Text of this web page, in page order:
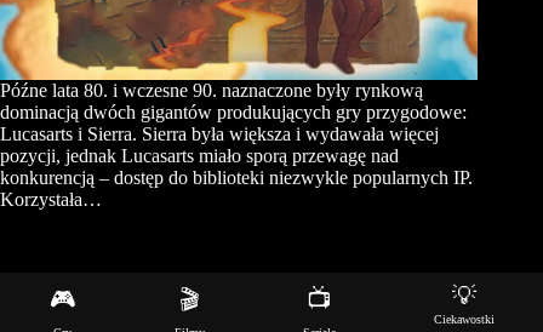
Późne lata 80. i wczesne 90. naznaczone były rynkową
dominacją dwóch gigantów produkujących gry przygodowe:
Lucasarts i Sierra. Sierra była większa i wydawała więcej
pozycji, jednak Lucasarts miało sporą przewagę nad
konkurencją – dostęp do biblioteki niezwykle popularnych IP.
Korzystała…
🎮 🎬 📺 💡
Ciekawostki
Copyright © 2026 - Motyw WordPress stworzony przez